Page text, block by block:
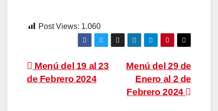
Post Views: 1.060
Navegación
de
Menú del 29 de
Enero al 2 de
Febrero 2024
Menú del 19 al 23
de Febrero 2024